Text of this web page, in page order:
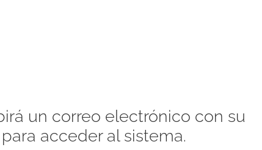
un correo electrónico con su
acceder al sistema.